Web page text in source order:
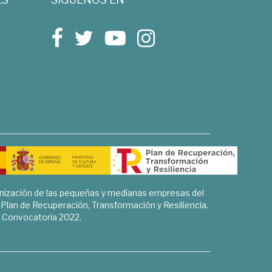
de las pequeñas y medianas empresas del
de Recuperación, Transformación y Resiliencia.
Convocatoria 2022.